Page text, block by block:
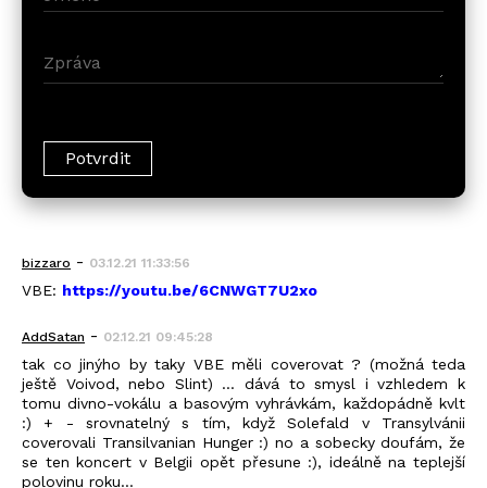
bizzaro - 03.12.21 11:33:56
VBE: https://youtu.be/6CNWGT7U2xo
AddSatan - 02.12.21 09:45:28
tak co jinýho by taky VBE měli coverovat ? (možná teda
ještě Voivod, nebo Slint) ... dává to smysl i vzhledem k
tomu divno-vokálu a basovým vyhrávkám, každopádně kvlt
:) + - srovnatelný s tím, když Solefald v Transylvánii
coverovali Transilvanian Hunger :) no a sobecky doufám, že
se ten koncert v Belgii opět přesune :), ideálně na teplejší
polovinu roku...